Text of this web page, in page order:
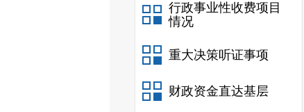
行政事业性收费项目
情况
重大决策听证事项
财政资金直达基层